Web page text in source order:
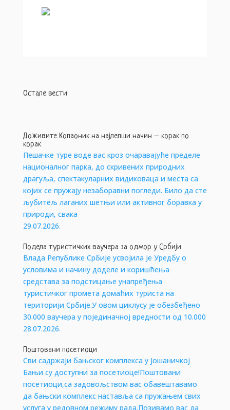
Остале вести
Доживите Копаоник на најлепши начин – корак по
корак
Пешачке туре воде вас кроз очаравајуће пределе
националног парка, до скривених природних
драгуља, спектакуларних видиковаца и места са
којих се пружају незаборавни погледи. Било да сте
љубитељ лаганих шетњи или активног боравка у
природи, свака
29.07.2026.
Подела туристичких ваучера за одмор у Србији
Влада Републике Србије усвојила је Уредбу о
условима и начину доделе и коришћења
средстава за подстицање унапређења
туристичког промета домаћих туриста на
територији Србије.У овом циклусу је обезбеђено
30.000 ваучера у појединачној вредности од 10.000
28.07.2026.
Поштовани посетиоци
Сви садржаји бањског комплекса у Јошаничкој
Бањи су доступни за посетиоце!Поштовани
посетиоци,са задовољством вас обавештавамо
да бањски комплекс наставља са пружањем свих
услуга у редовном режиму рада.Позивамо вас да